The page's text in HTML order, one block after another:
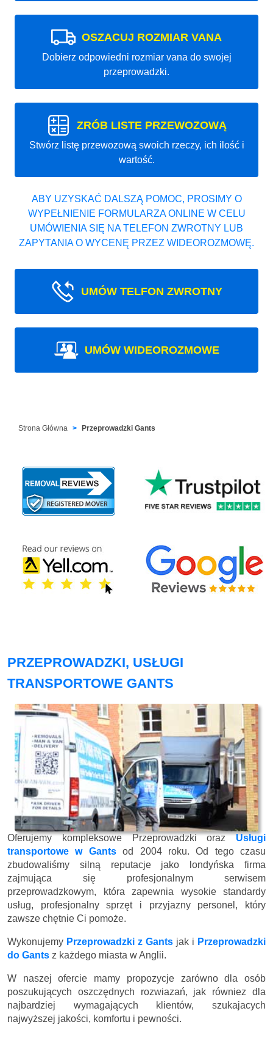
OSZACUJ ROZMIAR VANA
Dobierz odpowiedni rozmiar vana do swojej
przeprowadzki.
ZRÓB LISTE PRZEWOZOWĄ
Stwórz listę przewozową swoich rzeczy, ich ilość i
wartość.
ABY UZYSKAĆ DALSZĄ POMOC, PROSIMY O
WYPEŁNIENIE FORMULARZA ONLINE W CELU
UMÓWIENIA SIĘ NA TELEFON ZWROTNY LUB
ZAPYTANIA O WYCENĘ PRZEZ WIDEOROZMOWĘ.
UMÓW TELFON ZWROTNY
UMÓW WIDEOROZMOWE
Strona Główna Przeprowadzki Gants
PRZEPROWADZKI, USŁUGI
TRANSPORTOWE GANTS
Oferujemy kompleksowe Przeprowadzki orazUsługi
transportowe w Gantsod 2004 roku. Od tego czasu
zbudowaliśmy silną reputacje jako londyńska firma
zajmująca się profesjonalnym serwisem
przeprowadzkowym, która zapewnia wysokie standardy
usług, profesjonalny sprzęt i przyjazny personel, który
zawsze chętnie Ci pomoże.
Wykonujemy Przeprowadzki z Gants jak i Przeprowadzki
do Gants z każdego miasta w Anglii.
W naszej ofercie mamy propozycje zarówno dla osób
poszukujących oszczędnych rozwiazań, jak równiez dla
najbardziej wymagających klientów, szukajacych
najwyższej jakości, komfortu i pewności.